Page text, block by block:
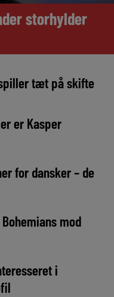
storhylder
tæt på skifte
er Kasper
for dansker – de
mod
i